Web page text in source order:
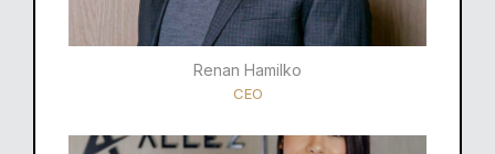
Renan Hamilko​
CEO